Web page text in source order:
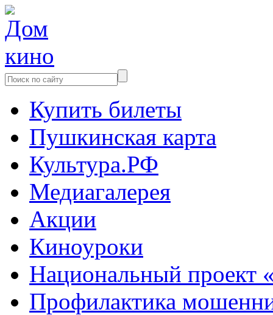
Купить билеты
Пушкинская карта
Культура.РФ
Медиагалерея
Акции
Киноуроки
Национальный проект
Профилактика